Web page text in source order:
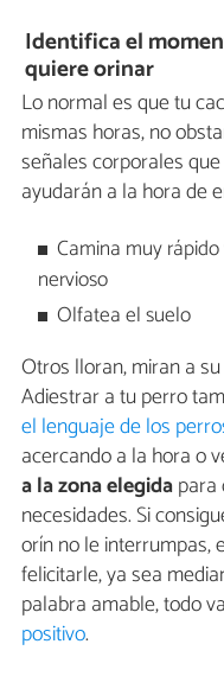
Identifica el
quiere orinar
Lo normal es que tu
mismas horas, no
señales corporales
ayudarán a la hora de
Camina muy
nervioso
Olfatea el suelo
Otros lloran, miran a
Adiestrar a tu perro
el lenguaje de los
acercando a la hora o
a la zona elegidapara
necesidades. Si
orín no le interrumpas,
felicitarle, ya sea
palabra amable, todo
positivo.